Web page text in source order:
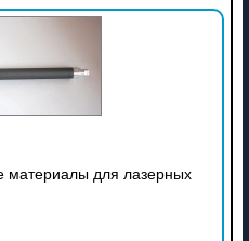
материалы для лазерных